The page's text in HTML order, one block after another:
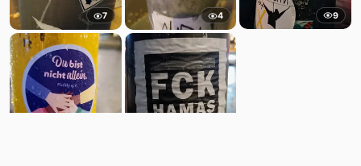
7 4 9